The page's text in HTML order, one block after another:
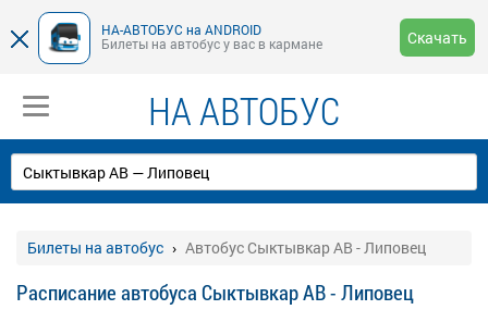
НА-АВТОБУС на ANDROID
Билеты на автобус у вас в кармане
Скачать
НА АВТОБУС
Билеты на автобус Автобус Сыктывкар АВ - Липовец
Расписание автобуса Сыктывкар АВ - Липовец